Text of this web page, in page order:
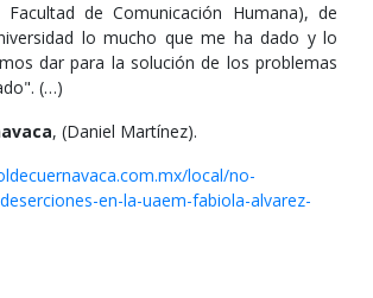
de Comunicación Humana), de
lo mucho que me ha dado y lo
dar para la solución de los problemas
(…)
, (Daniel Martínez).
local/no-
en-la-uaem-fabiola-alvarez-